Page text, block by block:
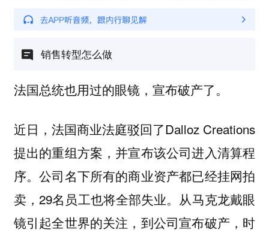
销售转型怎么做
法国总统也用过的眼镜，宣布破产了。
近日，法国商业法庭驳回了Dalloz Creations
提出的重组方案，并宣布该公司进入清算程
序。公司名下所有的商业资产都已经挂网拍
卖，29名员工也将全部失业。从马克龙戴眼
镜引起全世界的关注，到公司宣布破产，时